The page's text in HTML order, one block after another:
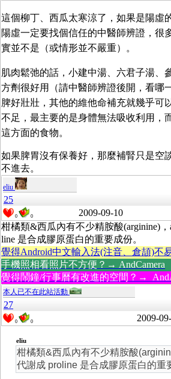
這個柳丁、西瓜太寒涼了，如果是陽虛
陽虛一定要找個信任的中醫師辨證，很
實並不是（或情形並不嚴重）。
肌肉鬆弛的話，小建中湯、六君子湯、
方劑很好用（請中醫師辨證後開，看哪
脾好壯壯，其他的維他命補充就幾乎可
不足，最主要的是身體無法吸收利用，
這方面的食物。
如果脾胃沒有保養好，那麼補腎只是空
不進去。
eliu
25
0 0 2009-09-10
柑橘類&西瓜內有不少精胺酸(arginine)
line 是合成膠原蛋白的重要成份。
覺得Android中文輸入法(注音、倉頡)不
手機照相看照片不方便？→ AndCamera
覺得鬧鐘/行事曆有改進的空間？→
本人已不在此站活動
27
0 0 2009-
eliu
柑橘類&西瓜內有不少精胺酸
代謝成 proline 是合成膠原蛋白的重